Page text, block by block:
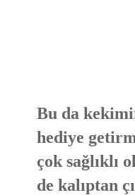
Bu da
hediye
çok sağlıklı
de kalıptan